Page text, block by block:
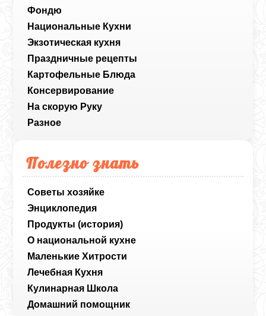
Фондю
Национальные Кухни
Экзотическая кухня
Праздничные рецепты
Картофельные Блюда
Консервирование
На скорую Руку
Разное
Полезно знать
Советы хозяйке
Энциклопедия
Продукты (история)
О национальной кухне
Маленькие Хитрости
Лечебная Кухня
Кулинарная Школа
Домашний помощник